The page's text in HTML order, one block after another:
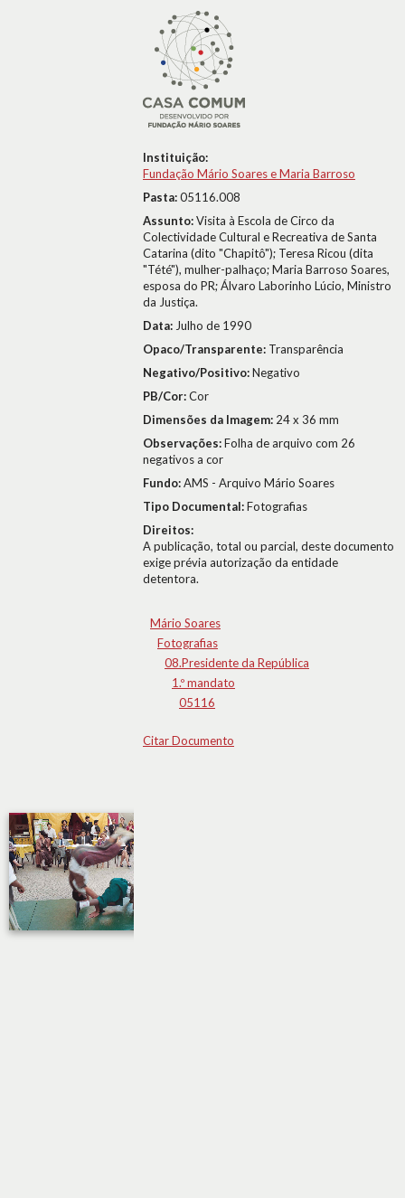
Instituição:
Fundação Mário Soares e Maria Barroso
Pasta:05116.008
Assunto:Visita à Escola de Circo da
Colectividade Cultural e Recreativa de Santa
Catarina (dito "Chapitô"); Teresa Ricou (dita
"Tété"), mulher-palhaço; Maria Barroso Soares,
esposa do PR; Álvaro Laborinho Lúcio, Ministro
da Justiça.
Data: Julho de 1990
Opaco/Transparente: Transparência
Negativo/Positivo:Negativo
PB/Cor:Cor
Dimensões da Imagem: 24 x 36 mm
Observações:Folha de arquivo com 26
negativos a cor
Fundo:AMS - Arquivo Mário Soares
Tipo Documental:Fotografias
Direitos:
A publicação, total ou parcial, deste documento
exige prévia autorização da entidade
detentora.
Mário Soares
Fotografias
08.Presidente da República
1.º mandato
05116
Citar Documento